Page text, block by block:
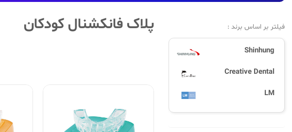
فیلتر بر اساس برند :
Shinhung
Creative Dental
LM
پلاک فانکشنال کودکان